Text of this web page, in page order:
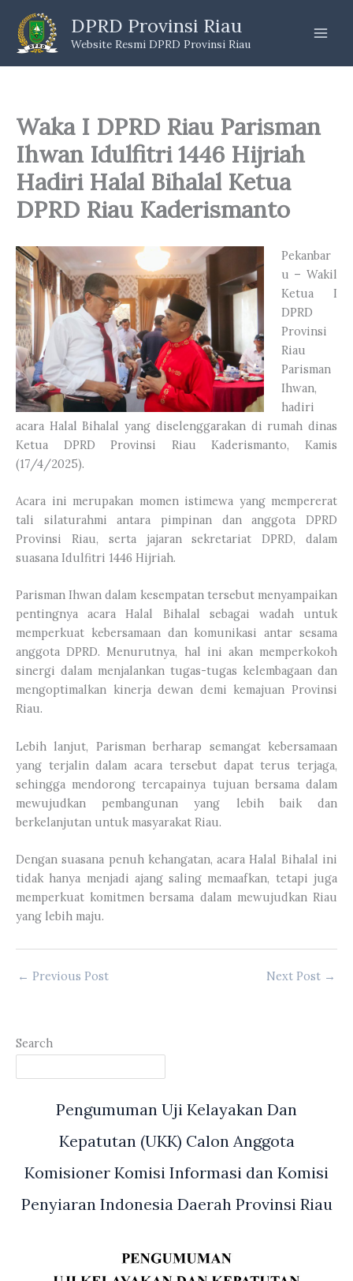
content
DPRD Provinsi Riau
Website Resmi DPRD Provinsi Riau
Waka I DPRD Riau Parisman
Ihwan Idulfitri 1446 Hijriah
Hadiri Halal Bihalal Ketua
DPRD Riau Kaderismanto
Pekanbar
u – Wakil
Ketua I
DPRD
Provinsi
Riau
Parisman
Ihwan,
hadiri
acara Halal Bihalal yang diselenggarakan di rumah dinas
Ketua DPRD Provinsi Riau Kaderismanto, Kamis
(17/4/2025).
Acara ini merupakan momen istimewa yang mempererat
tali silaturahmi antara pimpinan dan anggota DPRD
Provinsi Riau, serta jajaran sekretariat DPRD, dalam
suasana Idulfitri 1446 Hijriah.
Parisman Ihwan dalam kesempatan tersebut menyampaikan
pentingnya acara Halal Bihalal sebagai wadah untuk
memperkuat kebersamaan dan komunikasi antar sesama
anggota DPRD. Menurutnya, hal ini akan memperkokoh
sinergi dalam menjalankan tugas-tugas kelembagaan dan
mengoptimalkan kinerja dewan demi kemajuan Provinsi
Riau.
Lebih lanjut, Parisman berharap semangat kebersamaan
yang terjalin dalam acara tersebut dapat terus terjaga,
sehingga mendorong tercapainya tujuan bersama dalam
mewujudkan pembangunan yang lebih baik dan
berkelanjutan untuk masyarakat Riau.
Dengan suasana penuh kehangatan, acara Halal Bihalal ini
tidak hanya menjadi ajang saling memaafkan, tetapi juga
memperkuat komitmen bersama dalam mewujudkan Riau
yang lebih maju.
← Previous Post Next Post →
Search
Pengumuman Uji Kelayakan Dan
Kepatutan (UKK) Calon Anggota
Komisioner Komisi Informasi dan Komisi
Penyiaran Indonesia Daerah Provinsi Riau